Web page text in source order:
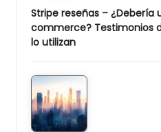
Stripe reseñas – ¿Debería
commerce? Testimonios
lo utilizan